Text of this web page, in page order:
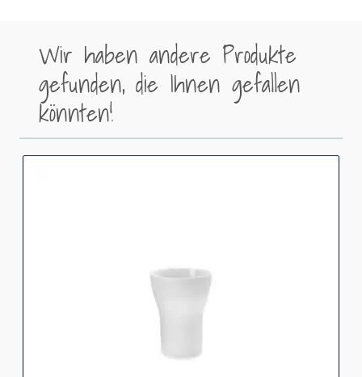
Wir haben andere Produkte
gefunden, die Ihnen gefallen
könnten!